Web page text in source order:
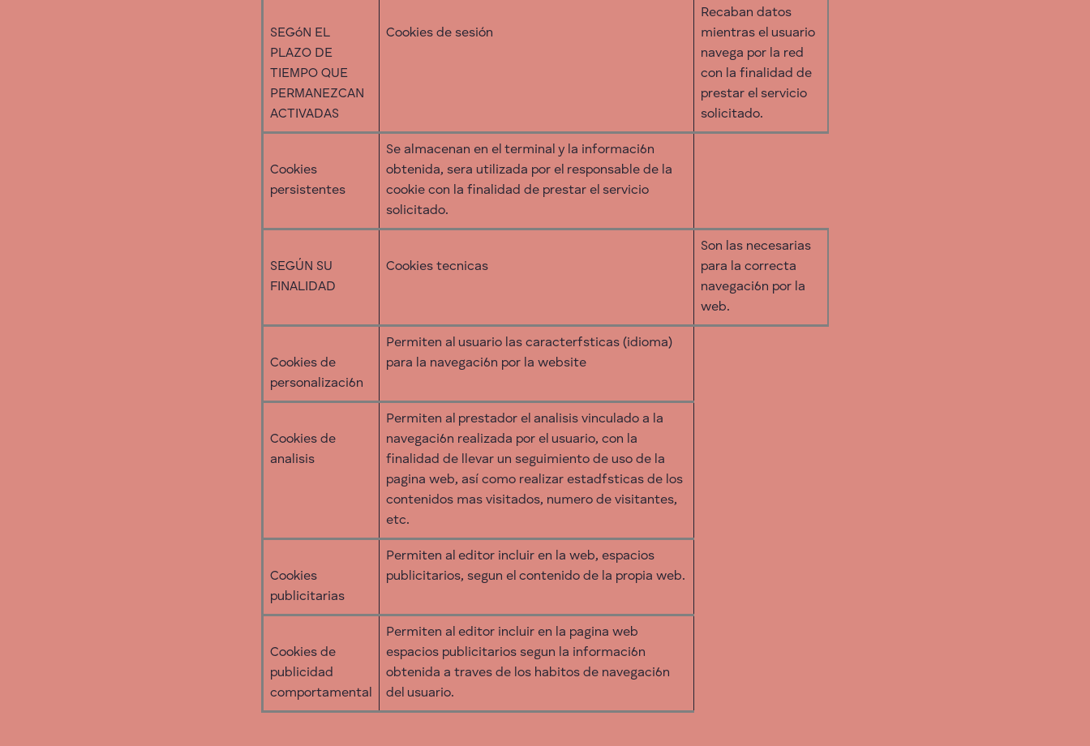
SEGóN EL
PLAZO DE
TIEMPO QUE
PERMANEZCAN
ACTIVADAS
Cookies de sesión
Recaban datos
mientras el usuario
navega por la red
con la finalidad de
prestar el servicio
solicitado.
Cookies
persistentes
Se almacenan en el terminal y la informaci6n
obtenida, sera utilizada por el responsable de la
cookie con la finalidad de prestar el servicio
solicitado.
SEGÚN SU
FINALIDAD
Cookies tecnicas
Son las necesarias
para la correcta
navegaci6n por la
web.
Cookies de
personalizaci6n
Permiten al usuario las caracterfsticas (idioma)
para la navegaci6n por la website
Cookies de
analisis
Permiten al prestador el analisis vinculado a la
navegaci6n realizada por el usuario, con la
finalidad de llevar un seguimiento de uso de la
pagina web, así como realizar estadfsticas de los
contenidos mas visitados, numero de visitantes,
etc.
Cookies
publicitarias
Permiten al editor incluir en la web, espacios
publicitarios, segun el contenido de la propia web.
Cookies de
publicidad
comportamental
Permiten al editor incluir en la pagina web
espacios publicitarios segun la informaci6n
obtenida a traves de los habitos de navegaci6n
del usuario.